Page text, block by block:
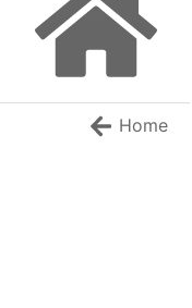
Home